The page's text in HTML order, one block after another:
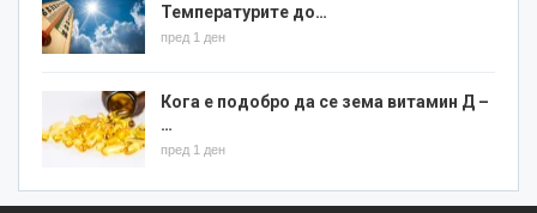
Температурите до…
пред 1 ден
Кога е подобро да се зема витамин Д –
…
пред 1 ден